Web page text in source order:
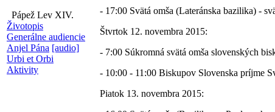
Pápež Lev XIV.
Životopis
Generálne audiencie
Anjel Pána [audio]
Urbi et Orbi
Aktivity
- 17:00 Svätá omša (Lateránska bazilika) -
Štvrtok 12. novembra 2015:
- 7:00 Súkromná svätá omša slovenských
- 10:00 - 11:00 Biskupov Slovenska príjme
Piatok 13. novembra 2015: